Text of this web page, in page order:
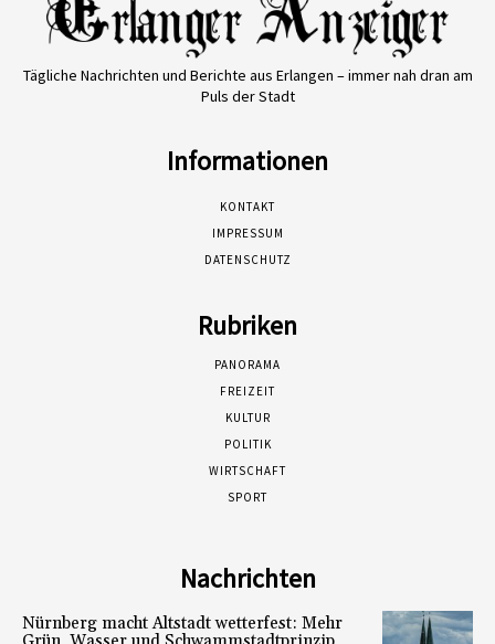
Tägliche Nachrichten und Berichte aus Erlangen – immer nah dran am
Puls der Stadt
Informationen
KONTAKT
IMPRESSUM
DATENSCHUTZ
Rubriken
PANORAMA
FREIZEIT
KULTUR
POLITIK
WIRTSCHAFT
SPORT
Nachrichten
Nürnberg macht Altstadt wetterfest: Mehr